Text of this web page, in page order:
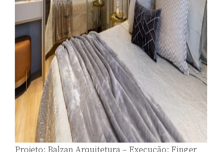
Projeto: Balzan Arquitetura – Execução: Finger